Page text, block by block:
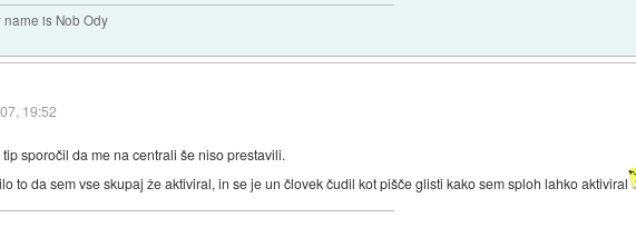
name is Nob Ody
19:52
sporočil da me na centrali še niso prestavili.
to da sem vse skupaj že aktiviral, in se je un človek čudil kot pišče glisti kako sem sploh lahko aktiviral